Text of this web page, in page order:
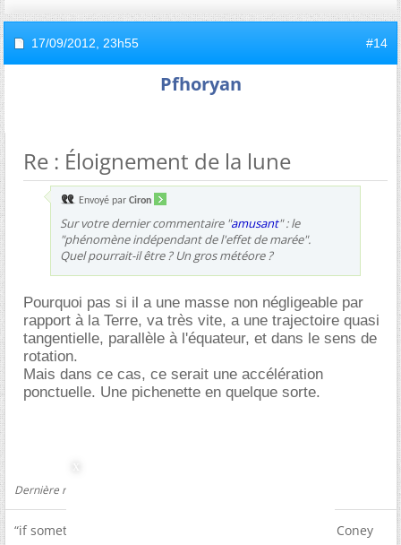
17/09/2012, 23h55 #14
Pfhoryan
Re : Éloignement de la lune
Envoyé par Ciron
Sur votre dernier commentaire "amusant" : le
"phénomène indépendant de l'effet de marée".
Quel pourrait-il être ? Un gros météore ?
Pourquoi pas si il a une masse non négligeable par
rapport à la Terre, va très vite, a une trajectoire quasi
tangentielle, parallèle à l'équateur, et dans le sens de
rotation.
Mais dans ce cas, ce serait une accélération
ponctuelle. Une pichenette en quelque sorte.
Dernière modification par Pfhoryan ; 17/09/2012 à
“if something happened it’s probably possible.” Peter Coney